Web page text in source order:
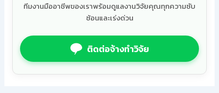
ทีมงานมืออาชีพของเราพร้อมดูแลงานวิจัยคุณทุกความซับ
ซ้อนและเร่งด่วน
ติดต่อจ้างทำวิจัย